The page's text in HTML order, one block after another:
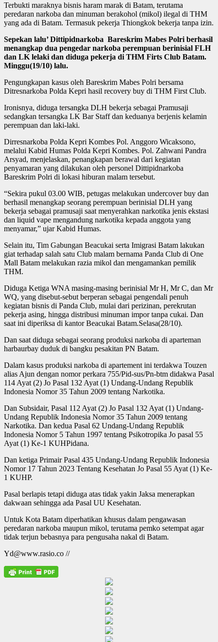
Terbukti maraknya bisnis haram marak di Batam, terutama
peredaran narkoba dan minuman berakohol (mikol) ilegal di THM
yang ada di Batam. Termasuk pekerja Thiongkok bekerja tanpa izin.
Sepekan lalu’ Dittipidnarkoba Bareskrim Mabes Polri berhasil
menangkap dua pengedar narkoba perempuan berinisial FLH
dan LK lelaki dan diduga pekerja di THM Firts Club Batam.
Minggu(19/10) lalu.
Pengungkapan kasus oleh Bareskrim Mabes Polri bersama
Ditresnarkoba Polda Kepri hasil recovery buy di THM First Club.
Ironisnya, diduga tersangka DLH bekerja sebagai Pramusaji
sedangkan tersangka LK Bar Staff dan keduanya berjenis kelamin
perempuan dan laki-laki.
Dirresnarkoba Polda Kepri Kombes Pol. Anggoro Wicaksono,
melalui Kabid Humas Polda Kepri Kombes. Pol. Zahwani Pandra
Arsyad, menjelaskan, penangkapan berawal dari kegiatan
penyamaran yang dilakukan oleh personel Dittipidnarkoba
Bareskrim Polri di lokasi hiburan malam tersebut.
“Sekira pukul 03.00 WIB, petugas melakukan undercover buy dan
berhasil menangkap seorang perempuan berinisial DLH yang
bekerja sebagai pramusaji saat menyerahkan narkotika jenis ekstasi
dan liquid vape mengandung narkotika kepada anggota yang
menyamar,” ujar Kabid Humas.
Selain itu, Tim Gabungan Beacukai serta Imigrasi Batam lakukan
giat terhadap salah satu Club malam bernama Panda Club di One
Mall Batam melakukan razia mikol dan mengamankan pemilik
THM.
Diduga Ketiga WNA masing-masing berinisial Mr H, Mr C, dan Mr
WQ, yang disebut-sebut berperan sebagai pengendali penuh
kegiatan bisnis di Panda Club, mulai dari perizinan, perekrutan
pekerja asing, hingga distribusi minuman impor tanpa cukai. Dan
saat ini diperiksa di kantor Beacukai Batam.Selasa(28/10).
Dan saat diduga sebagai seorang produksi narkoba di aparteman
harbaurbay duduk di bangku pesakitan PN Batam.
Dalam kasus produksi narkoba di apartement ini terdakwa Touzen
alias Ajun dengan nomor perkara 755/Pid-sus/Pn-btm didakwa Pasal
114 Ayat (2) Jo Pasal 132 Ayat (1) Undang-Undang Republik
Indonesia Nomor 35 Tahun 2009 tentang Narkotika.
Dan Subsidair, Pasal 112 Ayat (2) Jo Pasal 132 Ayat (1) Undang-
Undang Republik Indonesia Nomor 35 Tahun 2009 tentang
Narkotika. Dan kedua Pasal 62 Undang-Undang Republik
Indonesia Nomor 5 Tahun 1997 tentang Psikotropika Jo pasal 55
Ayat (1) Ke-1 KUHPidana.
Dan ketiga Primair Pasal 435 Undang-Undang Republik Indonesia
Nomor 17 Tahun 2023 Tentang Kesehatan Jo Pasal 55 Ayat (1) Ke-
1 KUHP.
Pasal berlapis tetapi diduga atas tidak yakin Jaksa menerapkan
dakwaan sehingga ada Pasal UU Kesehatan.
Untuk Kota Batam diperhatikan khusus dalam pengawasan
peredaran narkoba maupun mikol, terutama pemko setempat agar
tidak terjun bebasnya para pengusaha nakal di Batam.
Yd@www.rasio.co //